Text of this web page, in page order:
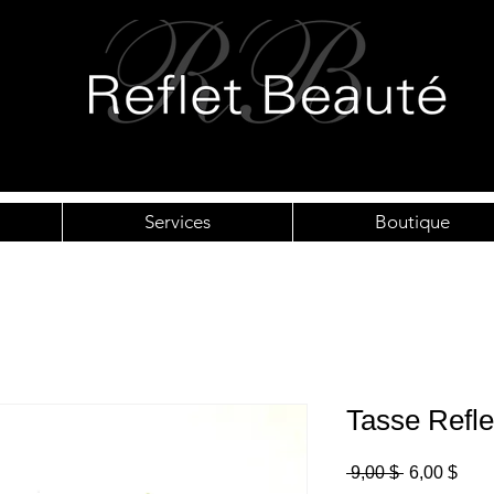
Services Boutique
Tasse
9,00 $ Prix
6,00 $Prix